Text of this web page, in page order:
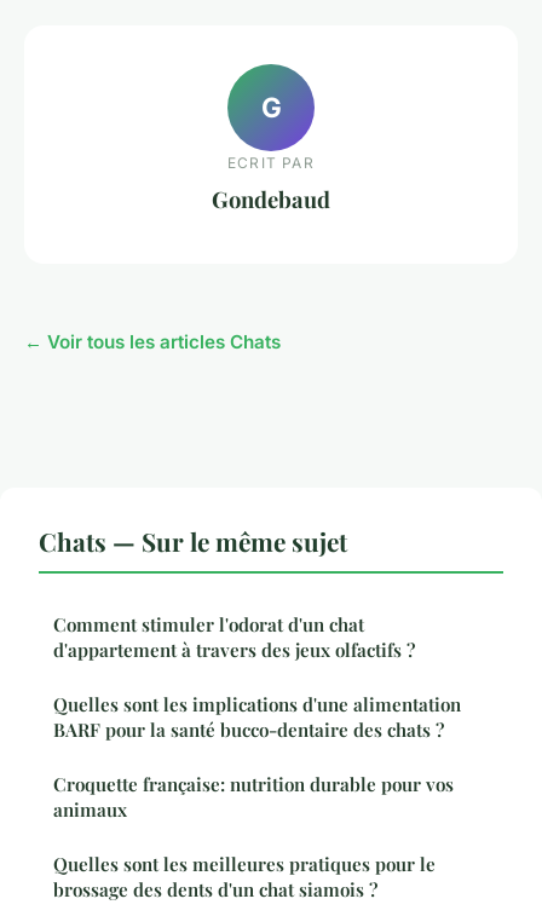
G
ECRIT PAR
Gondebaud
← Voir tous les articles Chats
Chats — Sur le même sujet
Comment stimuler l'odorat d'un chat
d'appartement à travers des jeux olfactifs ?
Quelles sont les implications d'une alimentation
BARF pour la santé bucco-dentaire des chats ?
Croquette française: nutrition durable pour vos
animaux
Quelles sont les meilleures pratiques pour le
brossage des dents d'un chat siamois ?